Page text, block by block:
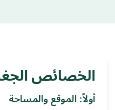
الخصائص
أولاً: الموقع والمساحة